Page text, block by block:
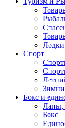
Спорт
Бокс и
Лапы,
Бокс